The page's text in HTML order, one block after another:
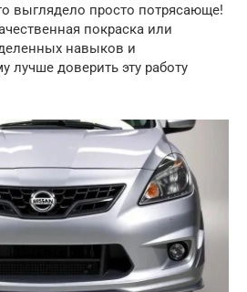
выглядело просто потрясающе!
покраска или
навыков и
лучше доверить эту работу